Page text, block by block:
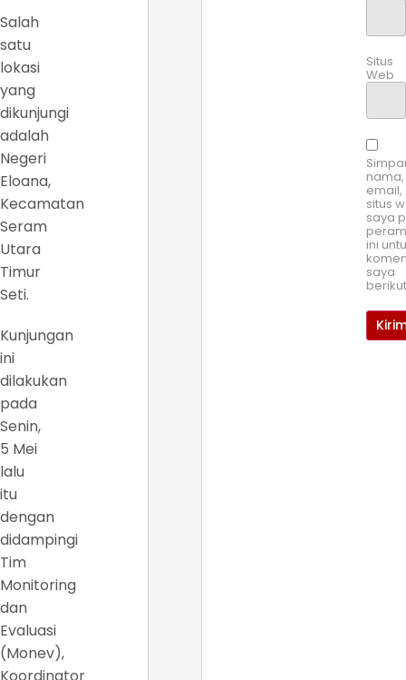
Salah
satu
lokasi
yang
dikunjungi
adalah
Negeri
Eloana,
Kecamatan
Seram
Utara
Timur
Seti.
Kunjungan
ini
dilakukan
pada
Senin,
5 Mei
lalu
itu
dengan
didampingi
Tim
Monitoring
dan
Evaluasi
(Monev),
Koordinator
Situs
Web
nama,
email,
situs
saya
ini
saya